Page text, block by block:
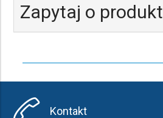
Zapytaj o produkt
Kontakt